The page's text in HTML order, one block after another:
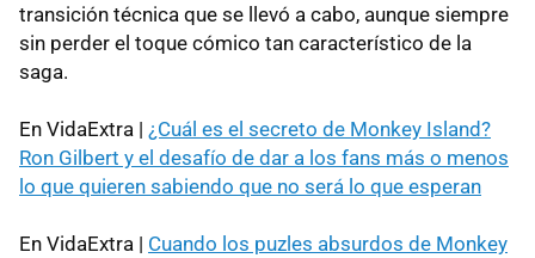
transición técnica que se llevó a cabo, aunque siempre
sin perder el toque cómico tan característico de la
saga.
En VidaExtra | ¿Cuál es el secreto de Monkey Island?
Ron Gilbert y el desafío de dar a los fans más o menos
lo que quieren sabiendo que no será lo que esperan
En VidaExtra | Cuando los puzles absurdos de Monkey